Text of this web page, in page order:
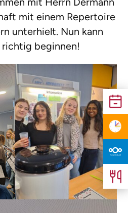
mit einem Repertoire
unterhielt. Nun kann
beginnen!